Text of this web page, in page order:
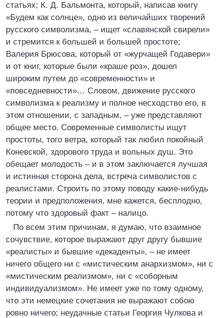
статьях; К. Д. Бальмонта, который, написав книгу
«Будем как солнце», одно из величайших творений
русского символизма, – ищет «славянской свирели»
и стремится к большей и большей простоте;
Валерия Брюсова, который от «журчащей Годавери»
и от книг, которые были «краше роз», дошел
широким путем до «современности» и
«повседневности»… Словом, движение русского
символизма к реализму и полное несходство его, в
этом отношении, с западным, – уже представляют
общее место. Современные символисты ищут
простоты, того ветра, который так любил покойный
Коневской, здорового труда и вольных душ. Это
обещает молодость – и в этом заключается лучшая
и истинная сторона дела, встреча символистов с
реалистами. Строить по этому поводу какие-нибудь
теории и предположения, мне кажется, бесплодно,
потому что здоровый факт – налицо.
По всем этим причинам, я думаю, что взаимное
сочувствие, которое выражают друг другу бывшие
«реалисты» и бывшие «декаденты», – не имеет
ничего общего ни с «мистическим анархизмом», ни с
«мистическим реализмом», ни с «соборным
индивидуализмом». Не имеет уже по тому одному,
что эти немецкие сочетания не выражают собою
ровно ничего; неудачные статьи Георгия Чулкова и